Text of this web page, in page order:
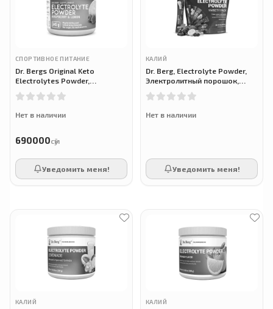
СПОРТИВНОЕ ПИТАНИЕ
Dr. Bergs Original Keto
Electrolytes Powder,
электролитов, 345 г
Нет в наличии
690000сӯм
Уведомить меня!
КАЛИЙ
Dr. Berg, Electrolyte Powder,
Электролитный порошок,
Нет в наличии
Уведомить меня!
КАЛИЙ КАЛИЙ